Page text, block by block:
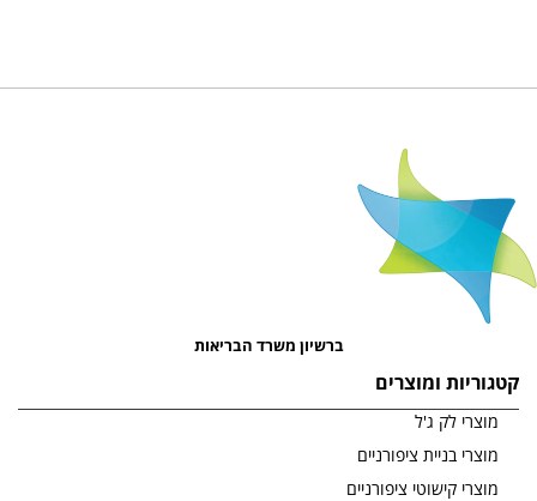
ברשיון משרד הבריאות
קטגוריות ומוצרים
מוצרי לק ג'ל
מוצרי בניית ציפורניים
מוצרי קישוטי ציפורניים